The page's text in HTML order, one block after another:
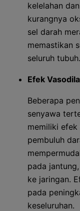
kelelahan
kurangnya
sel darah
memastikan
seluruh tubuh.
Efek
Beberapa
senyawa
memiliki
pembuluh
pada
ke jaringan.
pada
keseluruhan.